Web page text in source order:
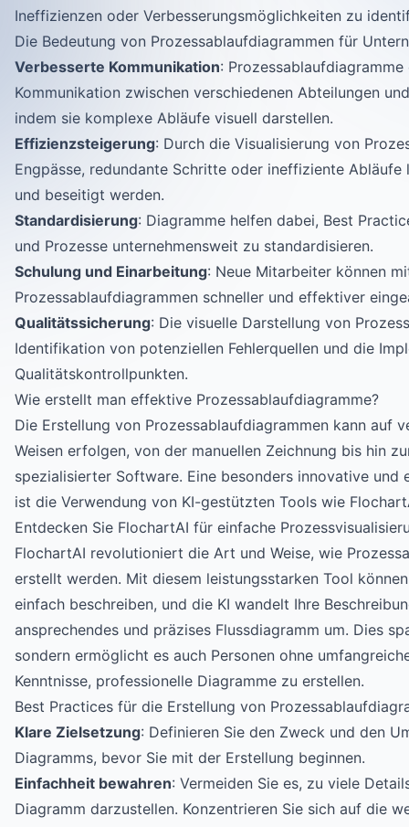
Ineffizienzen oder Verbesserungsmöglichkeiten zu
Die Bedeutung von Prozessablaufdiagrammen für
Verbesserte Kommunikation:
Kommunikation zwischen verschiedenen Abteilungen
indem sie komplexe Abläufe visuell darstellen.
Effizienzsteigerung: Durch die Visualisierung von
Engpässe, redundante Schritte oder ineffiziente Abläufe
und beseitigt werden.
Standardisierung: Diagramme helfen dabei, Best
und Prozesse unternehmensweit zu standardisieren.
Schulung und Einarbeitung: Neue Mitarbeiter können
Prozessablaufdiagrammen schneller und effektiver
Qualitätssicherung: Die visuelle Darstellung von
Identifikation von potenziellen Fehlerquellen und die
Qualitätskontrollpunkten.
Wie erstellt man effektive Prozessablaufdiagramme?
Die Erstellung von Prozessablaufdiagrammen kann auf
Weisen erfolgen, von der manuellen Zeichnung bis hin
spezialisierter Software. Eine besonders innovative und
ist die Verwendung von KI-gestützten Tools wie
Entdecken Sie FlochartAI für einfache
FlochartAI revolutioniert die Art und Weise, wie
erstellt werden. Mit diesem leistungsstarken Tool
einfach beschreiben, und die KI wandelt Ihre
ansprechendes und präzises Flussdiagramm um. Dies
sondern ermöglicht es auch Personen ohne
Kenntnisse, professionelle Diagramme zu erstellen.
Best Practices für die Erstellung von
Klare Zielsetzung: Definieren Sie den Zweck und den
Diagramms, bevor Sie mit der Erstellung beginnen.
Einfachheit bewahren: Vermeiden Sie es, zu viele
Diagramm darzustellen. Konzentrieren Sie sich auf die